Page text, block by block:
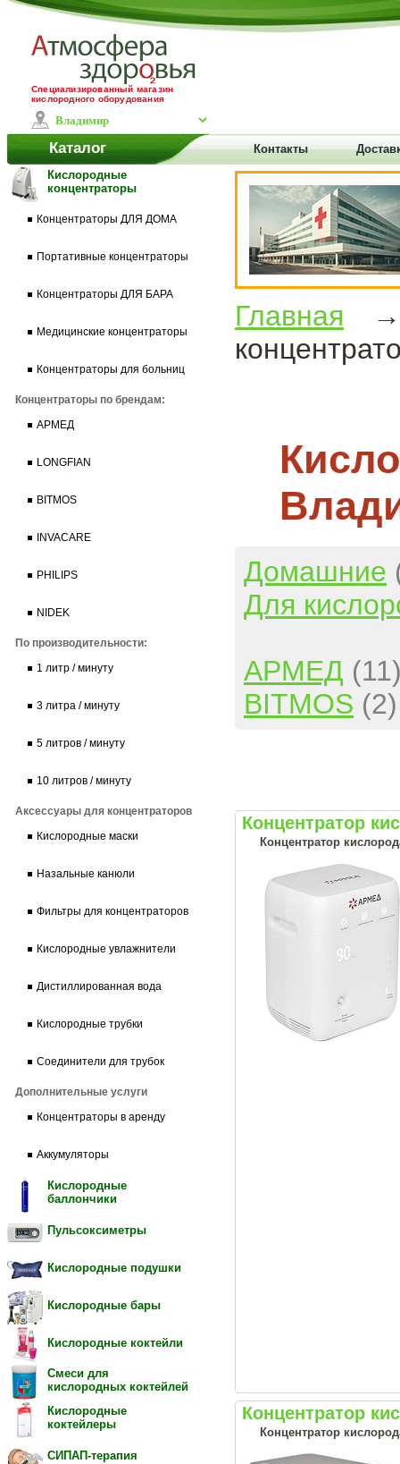
Специализированный магазин
кислородного оборудования
Каталог Контакты
Кислородные
концентраторы
Концентраторы ДЛЯ ДОМА
Портативные концентраторы
Концентраторы ДЛЯ БАРА
Медицинские концентраторы
Концентраторы для больниц
Концентраторы по брендам:
АРМЕД
LONGFIAN
BITMOS
INVACARE
PHILIPS
NIDEK
По производительности:
1 литр / минуту
3 литра / минуту
5 литров / минуту
10 литров / минуту
Аксессуары для концентраторов
Кислородные маски
Назальные канюли
Фильтры для концентраторов
Кислородные увлажнители
Дистиллированная вода
Кислородные трубки
Соединители для трубок
Дополнительные услуги
Концентраторы в аренду
Аккумуляторы
Кислородные
баллончики
Пульсоксиметры
Кислородные подушки
Кислородные бары
Кислородные коктейли
Смеси для
кислородных коктейлей
Кислородные
коктейлеры
СИПАП-терапия
Главная
Домашние
Для
АРМЕД
BITMOS (2)
Концентратор
Концентратор
Концентратор
Концентратор